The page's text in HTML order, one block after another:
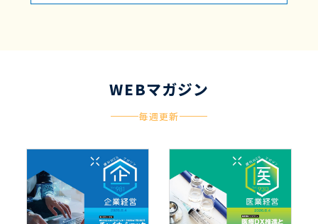
WEBマガジン
毎週更新